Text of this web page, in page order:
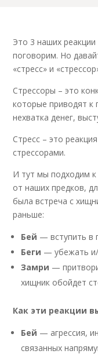
Это 3 наших
поговорим. Но
«стресс» и
Стрессоры – это
которые приводят к
нехватка денег,
Стресс – это
стрессорами.
И тут мы подходим
от наших предков,
была встреча с
раньше:
Бей — вступить в
Беги — убежать и/
Замри —
хищник обойдет
Как эти реакции
Бей — агрессия,
связанных